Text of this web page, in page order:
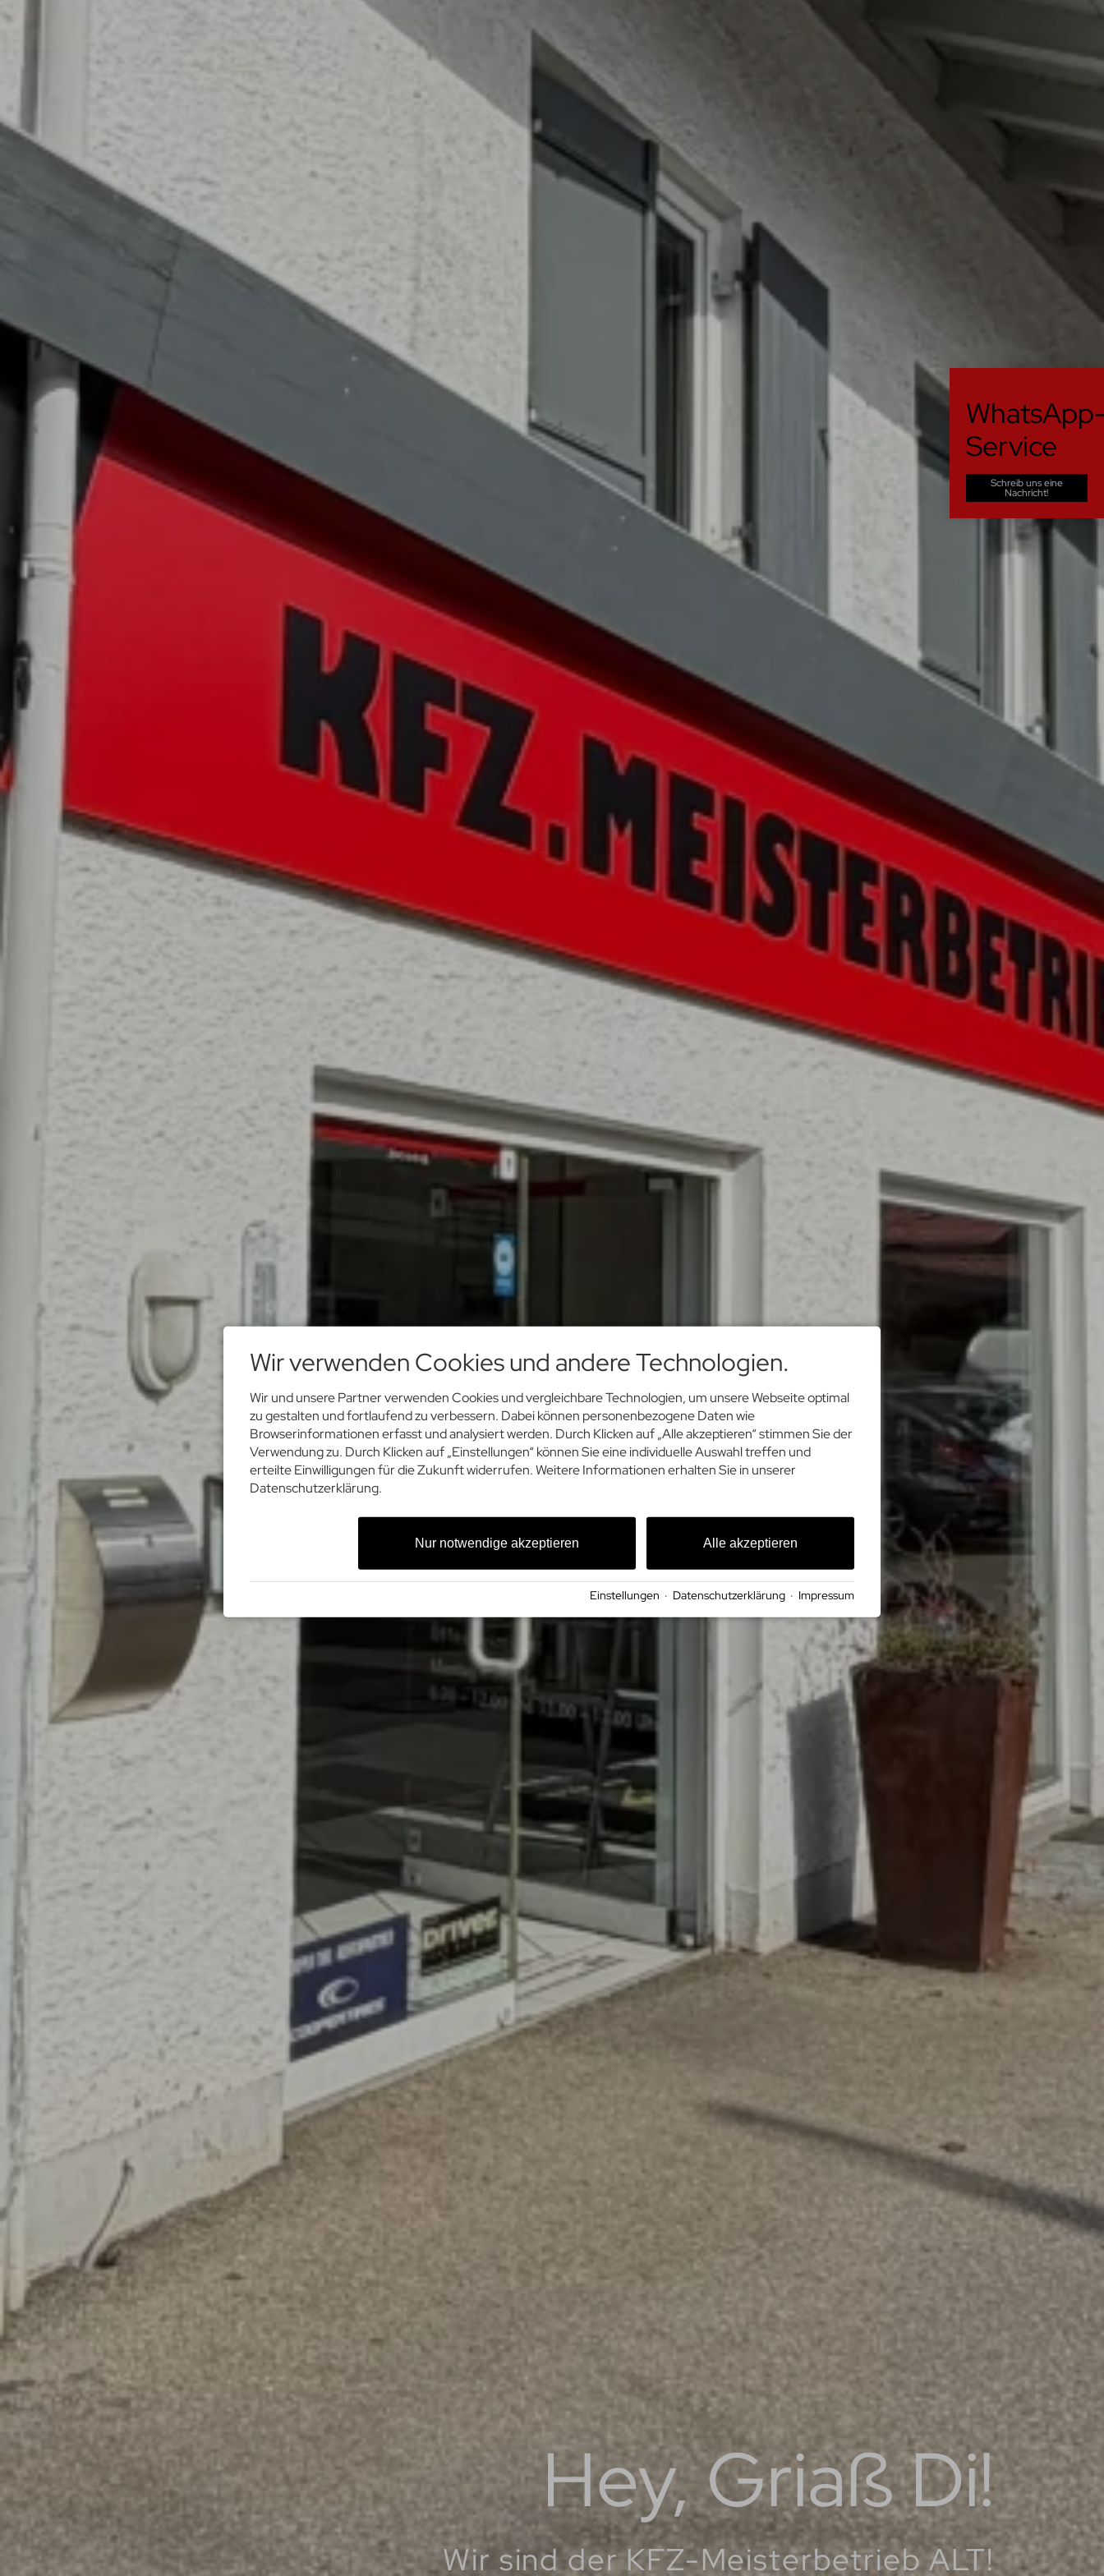
Hey, Griaß Di!
Wir sind der KFZ-Meisterbetrieb ALT!
Service
Schreib uns eine
Nachricht!
Wir verwenden Cookies und andere Technologien.
Wir und unsere Partner verwenden Cookies und vergleichbare Technologien, um unsere Webseite optimal
zu gestalten und fortlaufend zu verbessern. Dabei können personenbezogene Daten wie
Browserinformationen erfasst und analysiert werden. Durch Klicken auf „Alle akzeptieren“ stimmen Sie der
Verwendung zu. Durch Klicken auf „Einstellungen“ können Sie eine individuelle Auswahl treffen und
erteilte Einwilligungen für die Zukunft widerrufen. Weitere Informationen erhalten Sie in unserer
Datenschutzerklärung.
Alle akzeptieren
Nur notwendige akzeptieren
Einstellungen · Datenschutzerklärung · Impressum